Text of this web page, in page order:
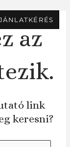
az
link
keresni?